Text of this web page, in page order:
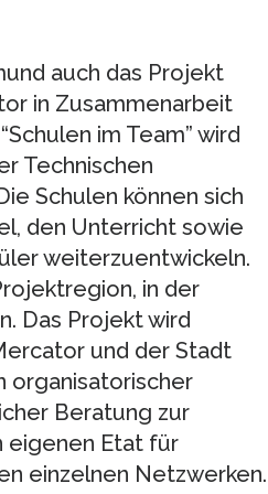
auch das Projekt
in Zusammenarbeit
im Team” wird
Technischen
Schulen können sich
den Unterricht sowie
weiterzuentwickeln.
in der
Das Projekt wird
und der Stadt
organisatorischer
Beratung zur
eigenen Etat für
einzelnen Netzwerken.